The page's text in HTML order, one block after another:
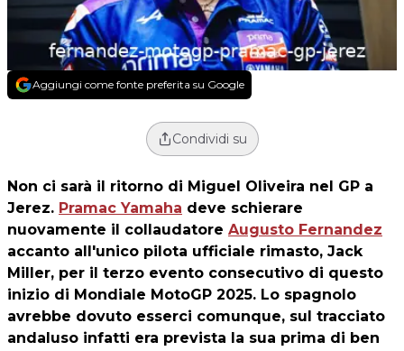
Aggiungi come fonte preferita su Google
Condividi su
Non ci sarà il ritorno di Miguel Oliveira nel GP a
Jerez. Pramac Yamaha deve schierare
nuovamente il collaudatore Augusto Fernandez
accanto all'unico pilota ufficiale rimasto, Jack
Miller, per il terzo evento consecutivo di questo
inizio di Mondiale MotoGP 2025. Lo spagnolo
avrebbe dovuto esserci comunque, sul tracciato
andaluso infatti era prevista la sua prima di ben